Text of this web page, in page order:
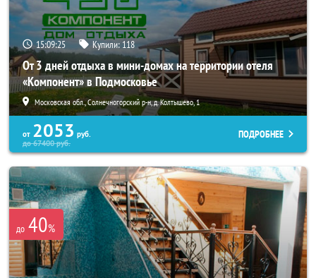
15:09:22 Купили: 118
От 3 дней отдыха в мини-домах на территории отеля
«Компонент» в Подмосковье
Московская обл., Солнечногорский р-н, д. Колтышево, 1
от 2053 руб.
до67400руб.
ПОДРОБНЕЕ
до 40%